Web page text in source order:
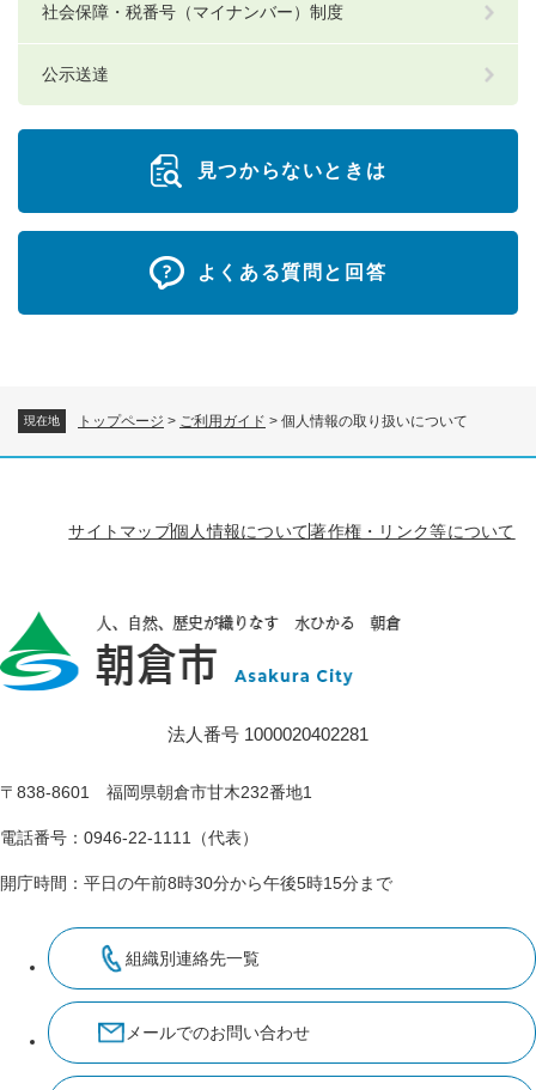
現在地 トップページ > ご利用ガイド > 個人情報の取り扱いについて
社会保障・税番号（マイナンバー）制度
公示送達
見つからないときは
よくある質問と回答
サイトマップ個人情報について著作権・リンク等について
法人番号 1000020402281
〒838-8601 福岡県朝倉市甘木232番地1
電話番号：0946-22-1111（代表）
開庁時間：平日の午前8時30分から午後5時15分まで
組織別連絡先一覧
メールでのお問い合わせ